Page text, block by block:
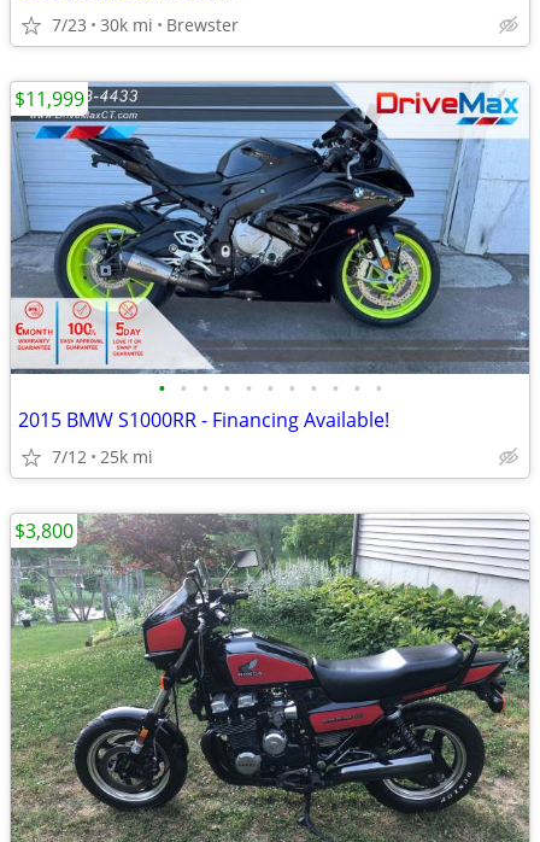
7/23 30k mi Brewster
• • • • • • • • • • •
2015 BMW S1000RR - Financing Available!
7/12 25k mi
$11,999
$3,800